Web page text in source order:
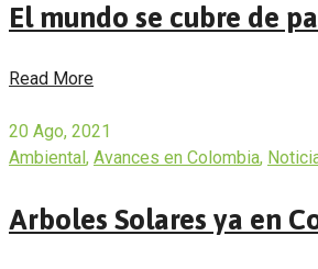
El mundo se cubre de
Read More
20 Ago, 2021
Ambiental, Avances en Colombia,
Arboles Solares ya en